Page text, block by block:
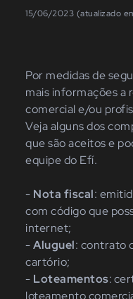
15/06/2023 (atualizado
Por medidas de
mais informações a
comercial e/ou
Veja alguns dos
que são aceitos e
equipe do Efí.
- Nota fiscal:
com código que
internet;
-Aluguel: contrato
cartório;
- Loteamentos:
loteamento